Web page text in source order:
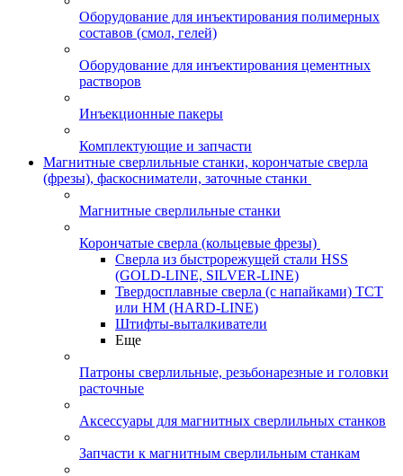
Оборудование для инъектирования полимерных
составов (смол, гелей)
Оборудование для инъектирования цементных
растворов
Инъекционные пакеры
Комплектующие и запчасти
Магнитные сверлильные станки, корончатые сверла
(фрезы), фаскосниматели, заточные станки
Магнитные сверлильные станки
Корончатые сверла (кольцевые фрезы)
Сверла из быстрорежущей стали HSS
(GOLD-LINE, SILVER-LINE)
Твердосплавные сверла (с напайками) ТСТ
или HM (HARD-LINE)
Штифты-выталкиватели
Еще
Патроны сверлильные, резьбонарезные и головки
расточные
Аксессуары для магнитных сверлильных станков
Запчасти к магнитным сверлильным станкам